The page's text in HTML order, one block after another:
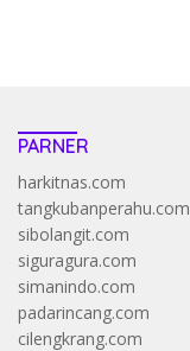
PARNER
harkitnas.com
tangkubanperahu.com
sibolangit.com
siguragura.com
simanindo.com
padarincang.com
cilengkrang.com